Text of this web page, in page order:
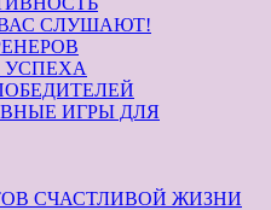
СЛУШАЮТ!
ИГРЫ ДЛЯ
СЧАСТЛИВОЙ ЖИЗНИ